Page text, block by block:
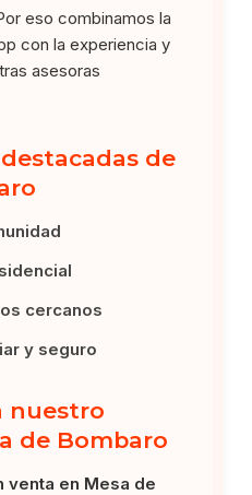
eso combinamos la
con la experiencia y
asesoras
de
cercanos
y seguro
nuestro
de Bombaro
venta en Mesa de